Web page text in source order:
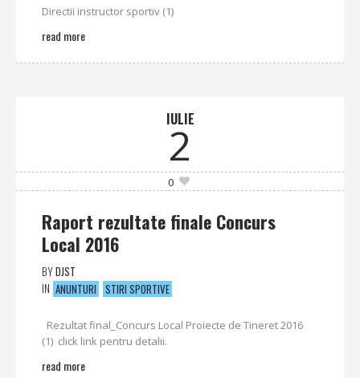
Directii instructor sportiv (1)
read more
IULIE
2
0
Raport rezultate finale Concurs
Local 2016
BYDJST
IN ANUNTURI STIRI SPORTIVE
Rezultat final_Concurs Local Proiecte de Tineret 2016
(1) click link pentru detalii.
read more